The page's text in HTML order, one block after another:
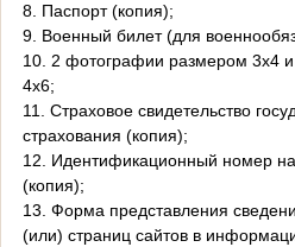
8. Паспорт (копия);
9. Военный билет (для
10. 2 фотографии размером 3х4
4х6;
11. Страховое свидетельство
страхования (копия);
12. Идентификационный номер
(копия);
13. Форма представления
(или) страниц сайтов в